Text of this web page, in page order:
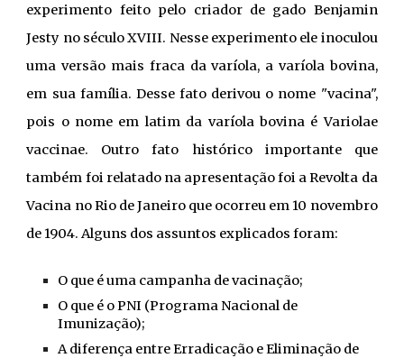
experimento feito pelo criador de gado Benjamin
Jesty no século XVIII. Nesse experimento ele inoculou
uma versão mais fraca da varíola, a varíola bovina,
em sua família. Desse fato derivou o nome "vacina",
pois o nome em latim da varíolabovinaé Variolae
vaccinae. Outro fato histórico importante que
também foi relatadona apresentação foi a Revolta da
Vacina no Rio de Janeiro que ocorreu em 10 novembro
de 1904.Alguns dos assuntos explicados foram:
O que é uma campanha de vacinação;
O que é o PNI (Programa Nacional de
Imunização);
A diferença entre Erradicação e Eliminação de